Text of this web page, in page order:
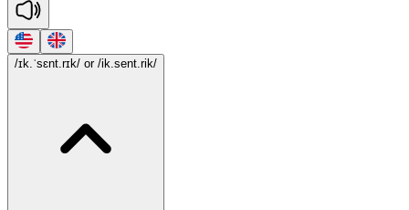
/ɪk.ˈsɛnt.rɪk/ or /ik.sent.rik/